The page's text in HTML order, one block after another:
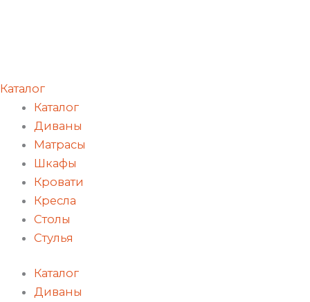
Каталог
Каталог
Диваны
Матрасы
Шкафы
Кровати
Кресла
Столы
Стулья
Каталог
Диваны